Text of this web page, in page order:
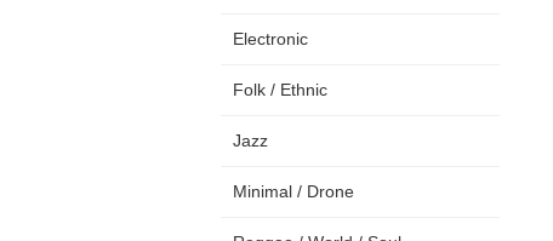
Electronic
Folk / Ethnic
Jazz
Minimal / Drone